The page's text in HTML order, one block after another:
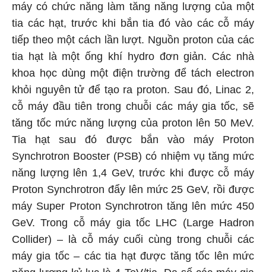
máy có chức năng làm tăng năng lượng của một
tia các hạt, trước khi bắn tia đó vào các cỗ máy
tiếp theo một cách lần lượt. Nguồn proton của các
tia hạt là một ống khí hydro đơn giản. Các nhà
khoa học dùng một điện trường để tách electron
khỏi nguyên tử để tạo ra proton. Sau đó, Linac 2,
cỗ máy đầu tiên trong chuỗi các máy gia tốc, sẽ
tăng tốc mức năng lượng của proton lên 50 MeV.
Tia hạt sau đó được bắn vào máy Proton
Synchrotron Booster (PSB) có nhiệm vụ tăng mức
năng lượng lên 1,4 GeV, trước khi được cỗ máy
Proton Synchrotron đẩy lên mức 25 GeV, rồi được
máy Super Proton Synchrotron tăng lên mức 450
GeV. Trong cỗ máy gia tốc LHC (Large Hadron
Collider) – là cỗ máy cuối cùng trong chuỗi các
máy gia tốc – các tia hạt được tăng tốc lên mức